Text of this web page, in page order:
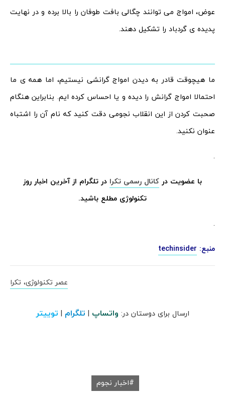
عوض، امواج می توانند چگالی بافت طوفان را بالا برده و در نهایت
پدیده ی گردباد را تشکیل دهند.
ما هیچوقت قادر به دیدن امواج گرانشی نیستیم، اما همه ی ما
احتمالا امواج گرانش را دیده و یا احساس کرده ایم. ﺑﻨﺎﺑﺮاﻳﻦ ﻫﻨﮕﺎﻡ
ﺻﺤﺒﺖ ﻛﺮﺩﻥ اﺯ اﻳﻦ اﻧﻘﻼﺏ نجومی ﺩﻗﺖ ﻛﻨﻴﺪ ﻛﻪ نام ﺁﻥ ﺭا اﺷﺘﺒﺎﻩ
عنوان ﻧﻜﻨﻴﺪ.
.
با عضویت در کانال رسمی تکرا در تلگرام از آخرین اخبار روز
تکنولوژی مطلع باشید.
.
منبع: techinsider
عصر تکنولوژی، تکرا
ارسال برای دوستان در: واتساپ | تلگرام | توییتر
اخبار نجوم